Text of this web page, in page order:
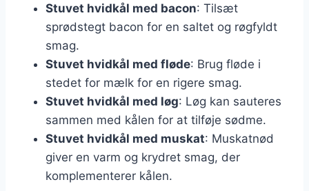
Stuvet hvidkål med bacon: Tilsæt
sprødstegt bacon for en saltet og røgfyldt
smag.
Stuvet hvidkål med fløde: Brug fløde i
stedet for mælk for en rigere smag.
Stuvet hvidkål med løg: Løg kan sauteres
sammen med kålen for at tilføje sødme.
Stuvet hvidkål med muskat: Muskatnød
giver en varm og krydret smag, der
komplementerer kålen.